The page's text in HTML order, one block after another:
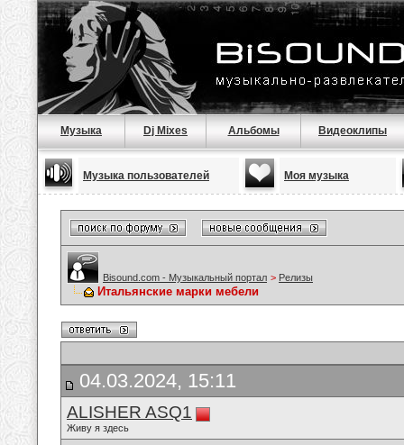
Музыка Dj Mixes Альбомы Видеоклипы
Музыка пользователей Моя музыка
Bisound.com - Музыкальный портал > Релизы
Итальянские марки мебели
04.03.2024, 15:11
ALISHER ASQ1
Живу я здесь